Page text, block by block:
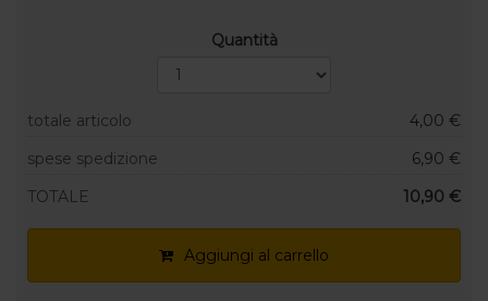
Quantità
totale articolo
4,00 €
spese spedizione
6,90 €
TOTALE
10,90 €
Aggiungi al carrello